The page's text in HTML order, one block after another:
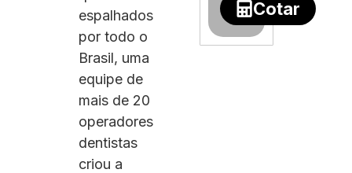
espalhados
por todo o
Brasil, uma
equipe de
mais de 20
operadores
dentistas
criou a
Cotar